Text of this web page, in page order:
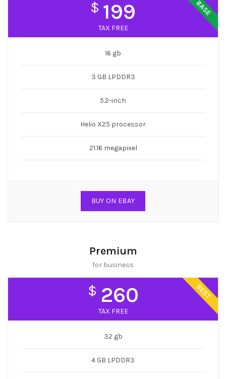
BASE
$ 199
TAX FREE
16 gb
3 GB LPDDR3
5.2-inch
Helio X25 processor
21.16 megapixel
BUY ON EBAY
Premium
for business
BEST
$ 260
TAX FREE
32 gb
4 GB LPDDR3